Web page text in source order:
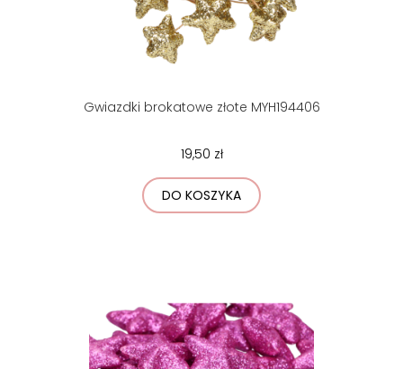
Gwiazdki brokatowe złote MYH194406
19,50 zł
DO KOSZYKA